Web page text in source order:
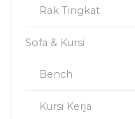
Rak Tingkat
Sofa & Kursi
Bench
Kursi Kerja